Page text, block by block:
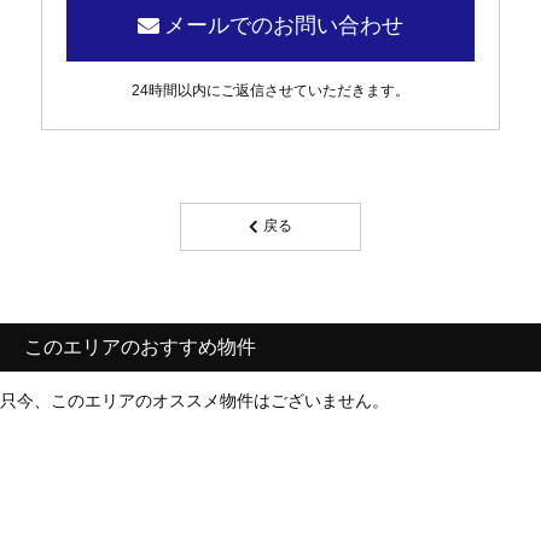
メールでのお問い合わせ
24時間以内にご返信させていただきます。
戻る
このエリアのおすすめ物件
只今、このエリアのオススメ物件はございません。